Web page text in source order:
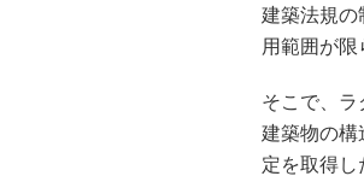
建築法規の
用範囲が限
そこで、ラ
建築物の構
定を取得